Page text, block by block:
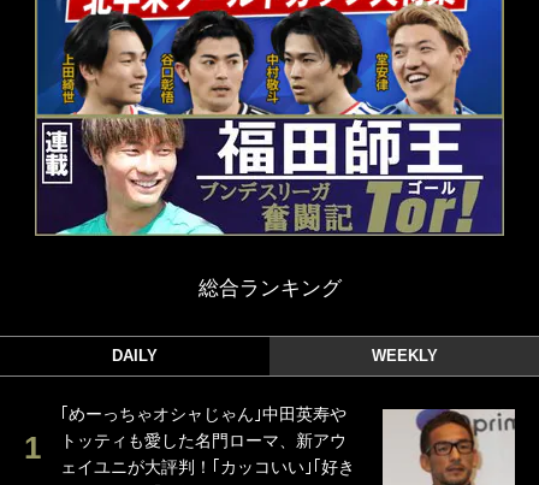
総合ランキング
DAILY WEEKLY
｢めーっちゃオシャじゃん｣中田英寿や
トッティも愛した名門ローマ、新アウ
ェイユニが大評判！｢カッコいい｣｢好き